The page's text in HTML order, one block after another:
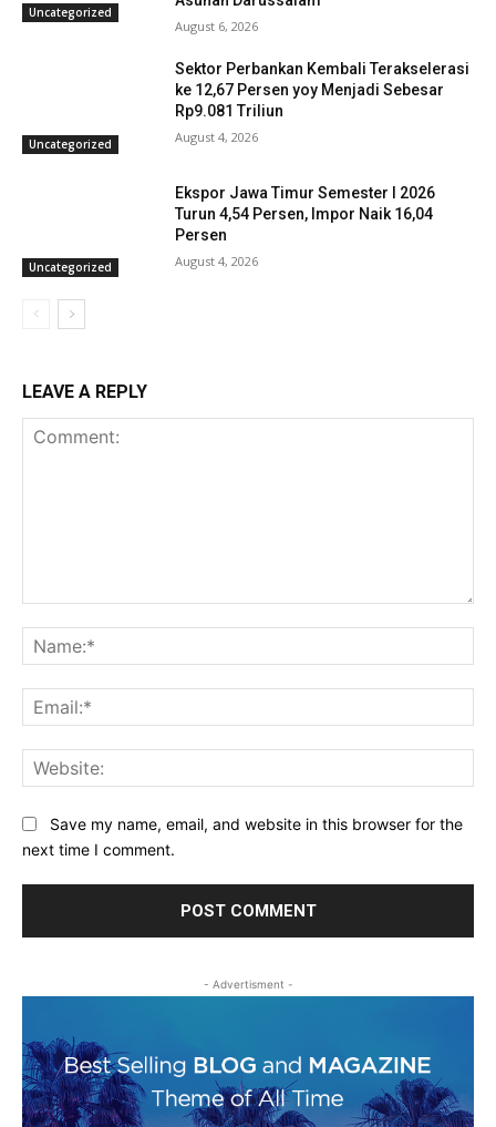
Uncategorized
August 6, 2026
Uncategorized
Sektor Perbankan Kembali Terakselerasi
ke 12,67 Persen yoy Menjadi Sebesar
Rp9.081 Triliun
August 4, 2026
Uncategorized
Ekspor Jawa Timur Semester I 2026
Turun 4,54 Persen, Impor Naik 16,04
Persen
August 4, 2026
LEAVE A REPLY
Save my name, email, and website in this browser for the
next time I comment.
- Advertisment -